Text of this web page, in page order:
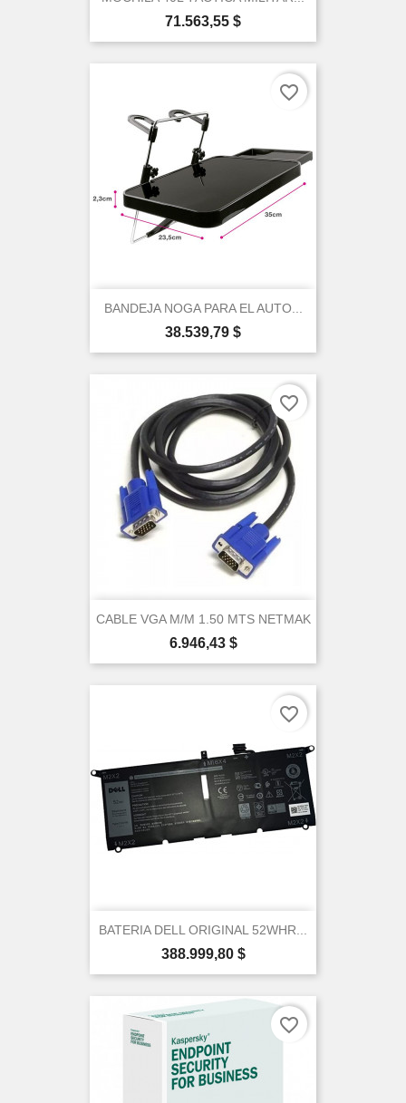
Precio
71.563,55 $
BANDEJA NOGA PARA EL AUTO...
Precio
38.539,79 $
favorite_border
CABLE VGA M/M 1.50 MTS NETMAK
Precio
6.946,43 $
favorite_border
BATERIA DELL ORIGINAL 52WHR...
Precio
388.999,80 $
favorite_border
favorite_border
Create wishlist
Create wishlist